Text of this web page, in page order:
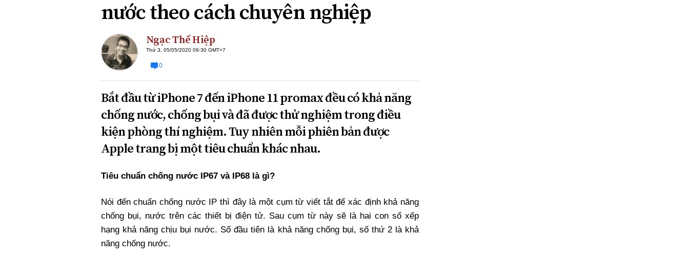
nước theo cách chuyên nghiệp
Ngạc Thế Hiệp
Thứ 3, 05/05/2020 09:30 GMT+7
0
Bắt đầu từ iPhone 7 đến iPhone 11 promax đều có khả năng
chống nước, chống bụi và đã được thử nghiệm trong điều
kiện phòng thí nghiệm. Tuy nhiên mỗi phiên bản được
Apple trang bị một tiêu chuẩn khác nhau.
Tiêu chuẩn chống nước IP67 và IP68 là gì?
Nói đến chuẩn chống nước IP thì đây là một cụm từ viết tắt để xác định khả năng
chống bụi, nước trên các thiết bị điện tử. Sau cụm từ này sẽ là hai con số xếp
hạng khả năng chịu bụi nước. Số đầu tiên là khả năng chống bụi, số thứ 2 là khả
năng chống nước.